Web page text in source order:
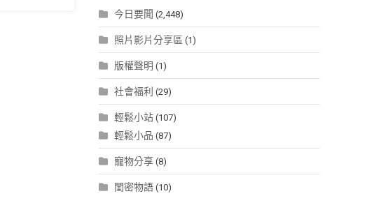
今日要聞 (2,448)
照片影片分享區 (1)
版權聲明 (1)
社會福利 (29)
輕鬆小站 (107)
輕鬆小品 (87)
寵物分享 (8)
閨密物語 (10)